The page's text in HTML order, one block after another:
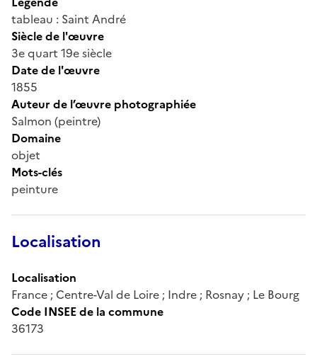
tableau : Saint André
Siècle de l'œuvre
3e quart 19e siècle
Date de l'œuvre
1855
Auteur de l’œuvre photographiée
Salmon (peintre)
Domaine
objet
Mots-clés
peinture
Localisation
Localisation
France ; Centre-Val de Loire ; Indre ; Rosnay ; Le Bourg
Code INSEE de la commune
36173